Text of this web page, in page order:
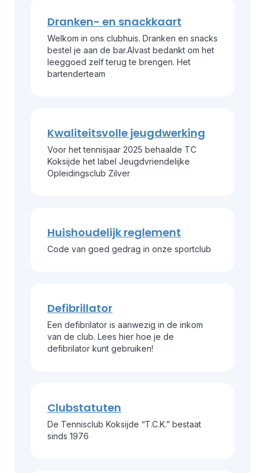
Dranken- en snackkaart
Welkom in ons clubhuis. Dranken en snacks
bestel je aan de bar.Alvast bedankt om het
leeggoed zelf terug te brengen. Het
bartenderteam
Kwaliteitsvolle jeugdwerking
Voor het tennisjaar 2025 behaalde TC
Koksijde het label Jeugdvriendelijke
Opleidingsclub Zilver
Huishoudelijk reglement
Code van goed gedrag in onze sportclub
Defibrillator
Een defibrilator is aanwezig in de inkom
van de club. Lees hier hoe je de
defibrilator kunt gebruiken!
Clubstatuten
De Tennisclub Koksijde “T.C.K.” bestaat
sinds 1976